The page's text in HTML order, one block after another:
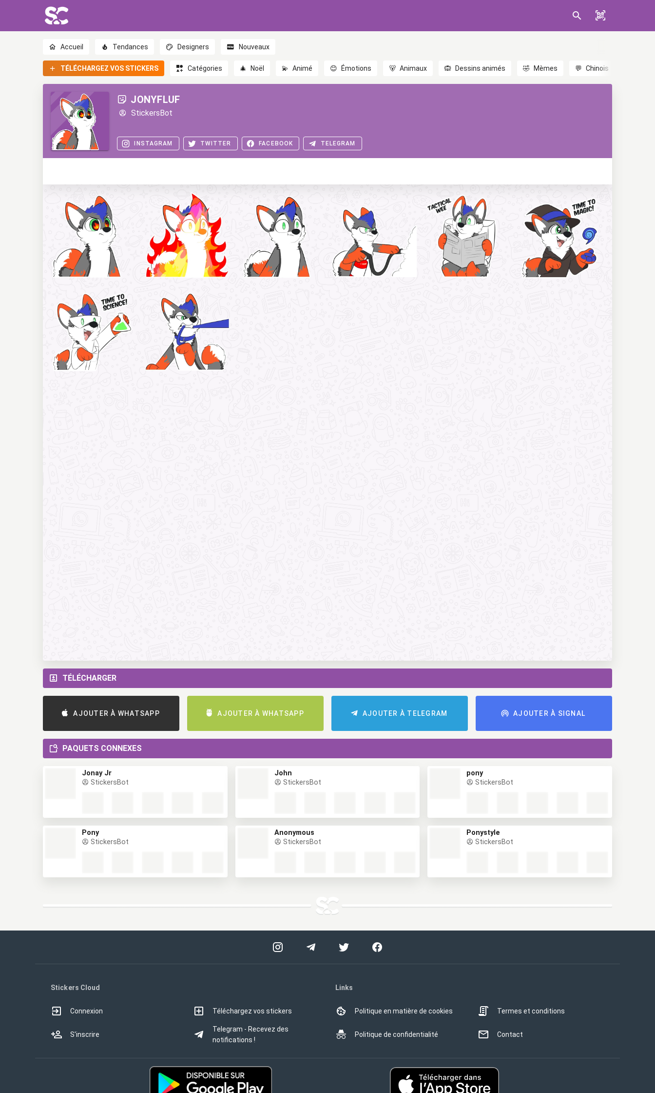
Accueil Tendances Designers Nouveaux
TÉLÉCHARGEZ VOS STICKERS Catégories 🎄 Noël 💫 Animé 😊 Émotions 🐻 Animaux 🙉 Dessins animés 🤣 Mèmes 💬 Chinois
JONYFLUF
StickersBot
INSTAGRAM TWITTER FACEBOOK TELEGRAM
TÉLÉCHARGER
AJOUTER À WHATSAPP AJOUTER À WHATSAPP AJOUTER À TELEGRAM AJOUTER À SIGNAL
PAQUETS CONNEXES
Jonay Jr
StickersBot
John
StickersBot
pony
StickersBot
Pony
StickersBot
Anonymous
StickersBot
Ponystyle
StickersBot
Stickers Cloud
Connexion
S'inscrire
Téléchargez vos stickers
Telegram - Recevez des
notifications !
Links
Politique en matière de cookies
Politique de confidentialité
Termes et conditions
Contact